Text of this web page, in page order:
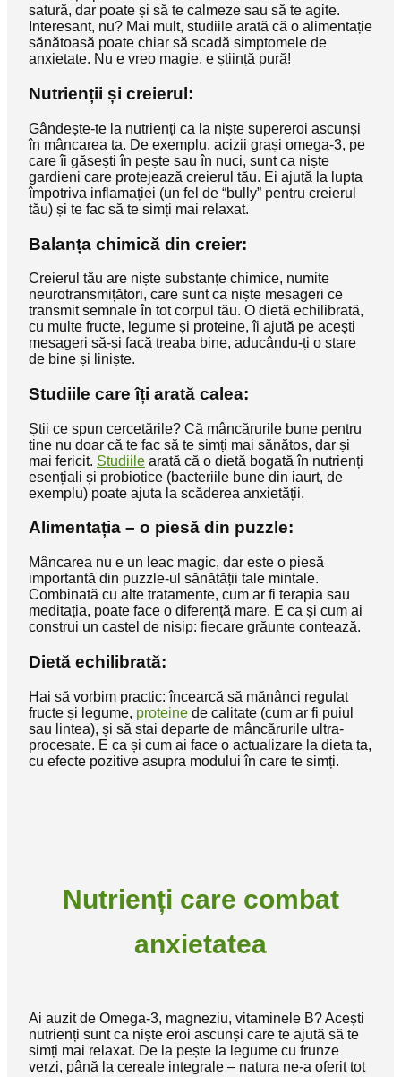
satură, dar poate și să te calmeze sau să te agite.
Interesant, nu? Mai mult, studiile arată că o alimentație
sănătoasă poate chiar să scadă simptomele de
anxietate. Nu e vreo magie, e știință pură!
Nutrienții și creierul:
Gândește-te la nutrienți ca la niște supereroi ascunși
în mâncarea ta. De exemplu, acizii grași omega-3, pe
care îi găsești în pește sau în nuci, sunt ca niște
gardieni care protejează creierul tău. Ei ajută la lupta
împotriva inflamației (un fel de “bully” pentru creierul
tău) și te fac să te simți mai relaxat.
Balanța chimică din creier:
Creierul tău are niște substanțe chimice, numite
neurotransmițători, care sunt ca niște mesageri ce
transmit semnale în tot corpul tău. O dietă echilibrată,
cu multe fructe, legume și proteine, îi ajută pe acești
mesageri să-și facă treaba bine, aducându-ți o stare
de bine și liniște.
Studiile care îți arată calea:
Știi ce spun cercetările? Că mâncărurile bune pentru
tine nu doar că te fac să te simți mai sănătos, dar și
mai fericit. Studiile arată că o dietă bogată în nutrienți
esențiali și probiotice (bacteriile bune din iaurt, de
exemplu) poate ajuta la scăderea anxietății.
Alimentația – o piesă din puzzle:
Mâncarea nu e un leac magic, dar este o piesă
importantă din puzzle-ul sănătății tale mintale.
Combinată cu alte tratamente, cum ar fi terapia sau
meditația, poate face o diferență mare. E ca și cum ai
construi un castel de nisip: fiecare grăunte contează.
Dietă echilibrată:
Hai să vorbim practic: încearcă să mănânci regulat
fructe și legume, proteine de calitate (cum ar fi puiul
sau lintea), și să stai departe de mâncărurile ultra-
procesate. E ca și cum ai face o actualizare la dieta ta,
cu efecte pozitive asupra modului în care te simți.
Nutrienți care combat
anxietatea
Ai auzit de Omega-3, magneziu, vitaminele B? Acești
nutrienți sunt ca niște eroi ascunși care te ajută să te
simți mai relaxat. De la pește la legume cu frunze
verzi, până la cereale integrale – natura ne-a oferit tot